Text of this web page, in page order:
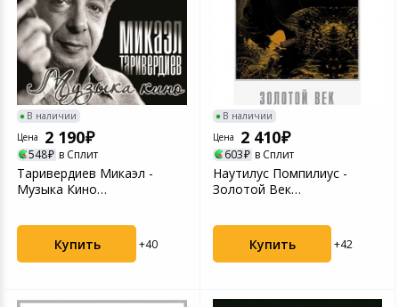
В наличии
Цена
2 190
548 в Сплит
Таривердиев Микаэл -
Музыка Кино
пласт...
Купить
+40
В наличии
Цена
2 410
603 в Сплит
Наутилус Помпилиус -
Золотой Век
пласт...
Купить
+42